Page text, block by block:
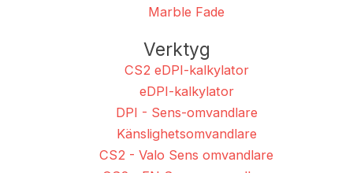
Marble Fade
Verktyg
CS2 eDPI-kalkylator
eDPI-kalkylator
DPI - Sens-omvandlare
Känslighetsomvandlare
CS2 - Valo Sens omvandlare